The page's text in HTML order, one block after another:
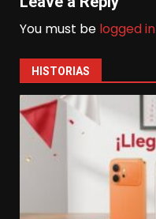
You must be logged in
HISTORIAS